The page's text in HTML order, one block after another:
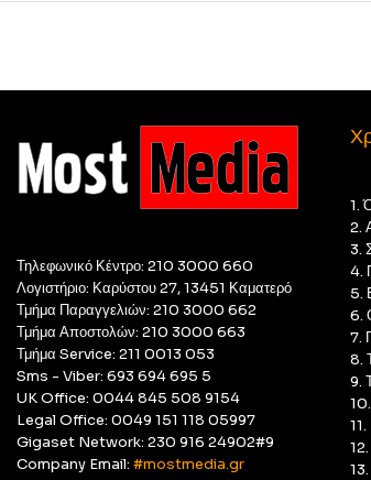
Τηλεφωνικό Κέντρο: 210 3000 660
Λογιστήριο: Καρύστου 27, 13451 Καματερό
Τμήμα Παραγγελιών: 210 3000 662
Τμήμα Αποστολών: 210 3000 663
Τμήμα Service: 211 0013 053
Sms - Viber: 693 694 695 5
UK Office: 0044 845 508 9154
Legal Office: 0049 151 118 05997
Gigaset Network: 230 916 24902#9
Company Email: #mostmedia.gr
1.
2.
3.
4.
5.
6.
7.
8.
9.
11.
13.